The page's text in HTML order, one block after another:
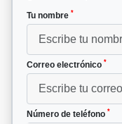
Tu nombre *
Correo electrónico *
Número de teléfono *